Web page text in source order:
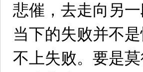
悲催，去走向另一
当下的失败并不
不上失败。要是